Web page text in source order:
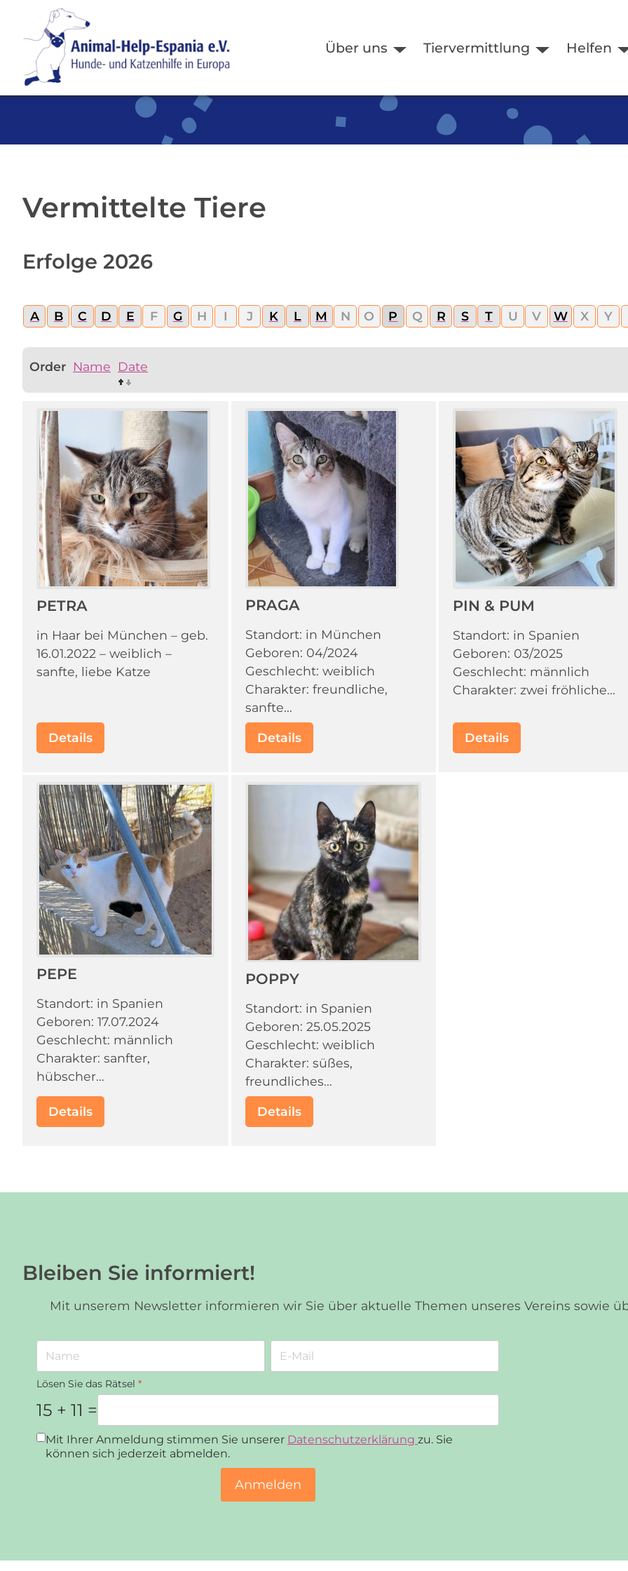
SKIP TO MAIN CONTENT
Über uns Tiervermittlung Helfen
Vermittelte Tiere
Erfolge 2026
A B C D E F G H I J K L M N O P Q R S T U V W X Y
Order Name Date
PETRA
in Haar bei München – geb.
16.01.2022 – weiblich –
sanfte, liebe Katze
Details
PRAGA
Standort: in München
Geboren: 04/2024
Geschlecht: weiblich
Charakter: freundliche,
sanfte...
Details
PIN & PUM
Standort: in Spanien
Geboren: 03/2025
Geschlecht: männlich
Charakter: zwei fröhliche...
Details
PEPE
Standort: in Spanien
Geboren: 17.07.2024
Geschlecht: männlich
Charakter: sanfter,
hübscher...
Details
POPPY
Standort: in Spanien
Geboren: 25.05.2025
Geschlecht: weiblich
Charakter: süßes,
freundliches...
Details
Bleiben Sie informiert!
Mit unserem Newsletter informieren wir Sie über aktuelle Themen unseres Vereins sowie
Lösen Sie das Rätsel *
15 + 11 =
Datenschutz*
Mit Ihrer Anmeldung stimmen Sie unserer Datenschutzerklärung zu. Sie
können sich jederzeit abmelden.
Anmelden